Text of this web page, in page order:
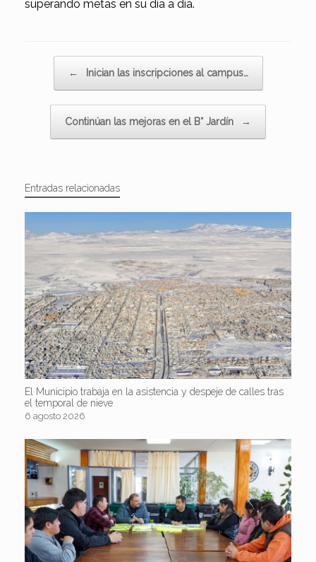
superando metas en su día a día.
← Inician las inscripciones al campus…
Continúan las mejoras en el B° Jardín →
Entradas relacionadas
El Municipio trabaja en la asistencia y despeje de calles tras
el temporal de nieve
6 agosto 2026